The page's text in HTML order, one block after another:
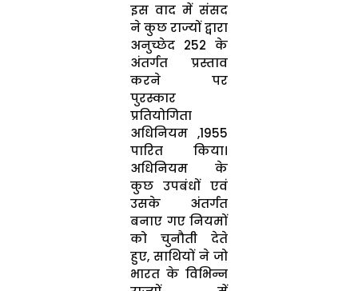
इस वाद में संसद
ने कुछ राज्यों द्वारा
अनुच्छेद 252 के
अंतर्गत प्रस्ताव
करने पर
पुरस्कार
प्रतियोगिता
अधिनियम ,1955
पारित किया।
अधिनियम के
कुछ उपबंधों एवं
उसके अंतर्गत
बनाए गए नियमों
को चुनौती देते
हुए, साथियों ने जो
भारत के विभिन्न